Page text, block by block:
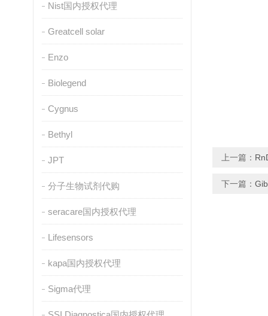
Nist国内授权代理
Greatcell solar
Enzo
Biolegend
Cygnus
Bethyl
JPT
分子生物试剂代购
seracare国内授权代理
Lifesensors
kapa国内授权代理
Sigma代理
上一篇：
下一篇：